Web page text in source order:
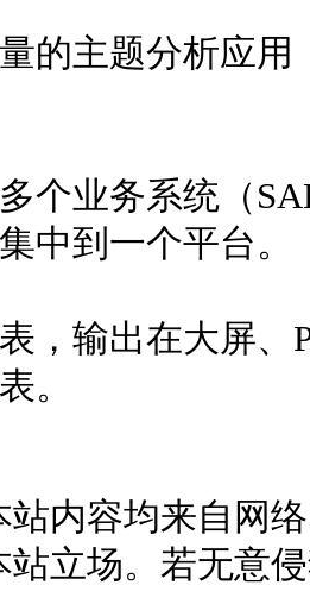
的主题分析应
个业务系统（
中到一个平台。
，输出在大屏
。
站内容均来自网
站立场。若无意